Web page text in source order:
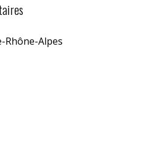
Rhône-Alpes